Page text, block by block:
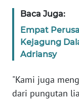
Baca Juga:
Empat
Kejagung
Adriansy
"Kami juga
dari pungutan
PEDOMAN
MEDIA
SIBER
KARIR